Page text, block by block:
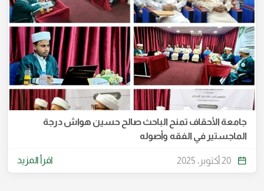
جامعة الأحقاف تمنح الباحث صالح حسين هواش درجة
الماجستير في الفقه وأصوله
20 أكتوبر، 2025 اقرأ المزيد